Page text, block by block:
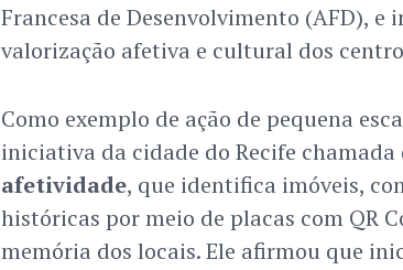
Francesa de Desenvolvimento (AFD), e
valorização afetiva e cultural dos
Como exemplo de ação de pequena
iniciativa da cidade do Recife chamada
afetividade, que identifica imóveis,
históricas por meio de placas com QR
memória dos locais. Ele afirmou que